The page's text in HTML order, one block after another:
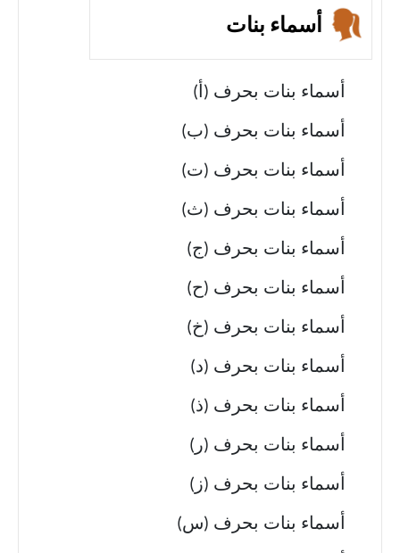
أسماء بنات
أسماء بنات بحرف (أ)
أسماء بنات بحرف (ب)
أسماء بنات بحرف (ت)
أسماء بنات بحرف (ث)
أسماء بنات بحرف (ج)
أسماء بنات بحرف (ح)
أسماء بنات بحرف (خ)
أسماء بنات بحرف (د)
أسماء بنات بحرف (ذ)
أسماء بنات بحرف (ر)
أسماء بنات بحرف (ز)
أسماء بنات بحرف (س)